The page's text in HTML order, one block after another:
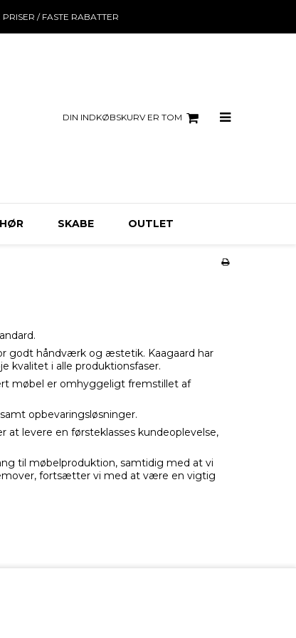
PRISER / FASTE RABATTER
DIN INDKØBSKURV ER TOM
SKABE OUTLET
godt håndværk og æstetik. Kaagaard har
kvalitet i alle produktionsfaser.
møbel er omhyggeligt fremstillet af
opbevaringsløsninger.
levere en førsteklasses kundeoplevelse,
til møbelproduktion, samtidig med at vi
fortsætter vi med at være en vigtig